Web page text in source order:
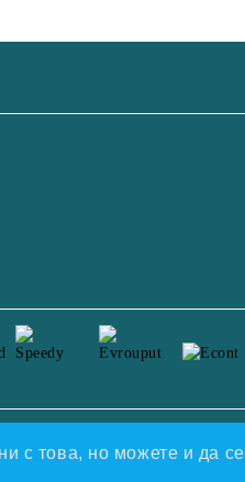
с това, но можете и да се